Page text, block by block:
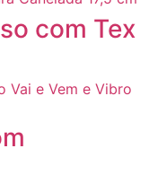
com Tex